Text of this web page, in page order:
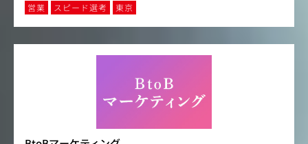
営業 スピード選考 東京